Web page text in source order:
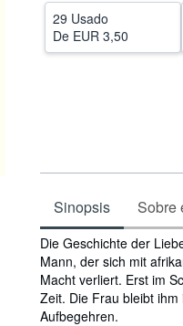
29 Usado
De EUR 3,50
Sinopsis Sobre
Sinopsis
Die Geschichte der
Mann, der sich mit
Macht verliert. Erst im
Zeit. Die Frau bleibt
Aufbegehren.